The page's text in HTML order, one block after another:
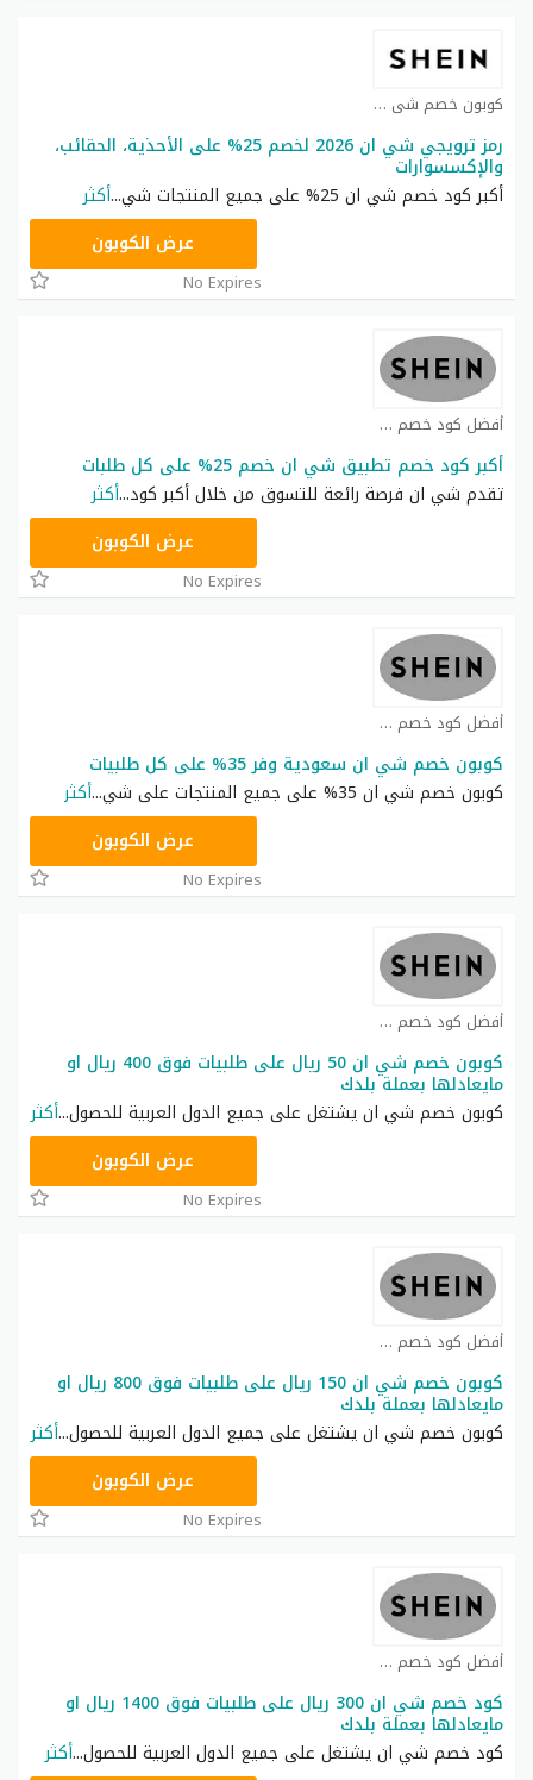
كوبون خصم شي ان كوبون
رمز ترويجي شي ان 2026 لخصم 25% على الأحذية، الحقائب،
والإكسسوارات
أكبر كود خصم شي ان 25% على جميع المنتجات شي
...أكثر
عرض الكوبون
No Expires
أفضل كود خصم شي ان كوبون
أكبر كود خصم تطبيق شي ان خصم 25% على كل طلبات
تقدم شي ان فرصة رائعة للتسوق من خلال أكبر كود...أكثر
عرض الكوبون
No Expires
أفضل كود خصم شي ان كوبون
كوبون خصم شي ان سعودية وفر 35% على كل طلبيات
كوبون خصم شي ان 35% على جميع المنتجات على شي
...أكثر
عرض الكوبون
No Expires
أفضل كود خصم شي ان كوبون
كوبون خصم شي ان 50 ريال على طلبيات فوق 400 ريال او
مايعادلها بعملة بلدك
كوبون خصم شي ان يشتغل على جميع الدول العربية للحصول...أكثر
عرض الكوبون
No Expires
أفضل كود خصم شي ان كوبون
كوبون خصم شي ان 150 ريال على طلبيات فوق 800 ريال او
مايعادلها بعملة بلدك
كوبون خصم شي ان يشتغل على جميع الدول العربية للحصول...أكثر
عرض الكوبون
No Expires
أفضل كود خصم شي ان كوبون
كود خصم شي ان 300 ريال على طلبيات فوق 1400 ريال او
مايعادلها بعملة بلدك
كود خصم شي ان يشتغل على جميع الدول العربية للحصول...أكثر